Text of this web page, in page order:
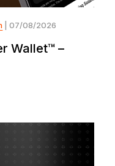
| 07/08/2026
Wallet™ –